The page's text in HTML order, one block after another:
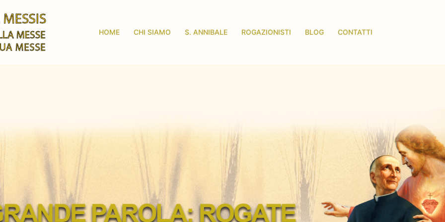
HOME CHI SIAMO S. ANNIBALE ROGAZIONISTI BLOG CONTATTI